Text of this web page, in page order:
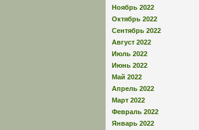
Ноябрь 2022
Октябрь 2022
Сентябрь 2022
Август 2022
Июль 2022
Июнь 2022
Май 2022
Апрель 2022
Март 2022
Февраль 2022
Январь 2022